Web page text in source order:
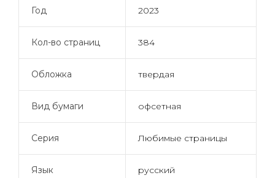
Год 2023
Кол-во страниц 384
Обложка твердая
Вид бумаги офсетная
Серия Любимые страницы
Язык русский